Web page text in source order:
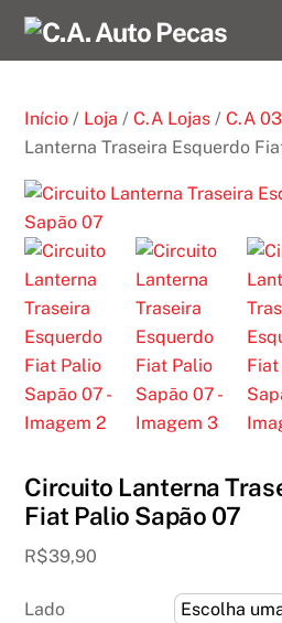
Skip
Início / Loja /C.A Lojas /C.A
Lanterna Traseira Esquerdo
Circuito Lanterna
Fiat Palio Sapão 07
R$39,90
Lado